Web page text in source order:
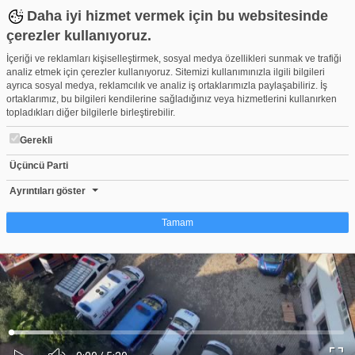
Daha iyi hizmet vermek için bu websitesinde
çerezler kullanıyoruz.
İçeriği ve reklamları kişiselleştirmek, sosyal medya özellikleri sunmak ve trafiği
analiz etmek için çerezler kullanıyoruz. Sitemizi kullanımınızla ilgili bilgileri
ayrıca sosyal medya, reklamcılık ve analiz iş ortaklarımızla paylaşabiliriz. İş
ortaklarımız, bu bilgileri kendilerine sağladığınız veya hizmetlerini kullanırken
topladıkları diğer bilgilerle birleştirebilir.
Gerekli
Üçüncü Parti
Ayrıntıları göster
Tamam
Çerez nedir?
Çerezler, web-sitelerinin, kullanıcıların deneyimlerini daha verimli hale getirmek
amacıyla kullandığı küçük metin dosyalarıdır. Yasalara göre, bu sitenin
işletilmesi için kesinlikle gerekli olan çerezleri cihazınıza yerleştirebiliyoruz.
Diğer çerez türleri için sizden izin almamız gerekiyor. Bu site farklı çerez türleri
kullanmaktadır. Bazı çerezler, sayfalarımızda yer alan üçüncü şahıs hizmetleri
tarafından yerleştirilir. İzniniz şu alanlar için geçerlidir: web.tv
Ses
Yüklendi:
0%
Yükleniyor:
0%
Bursa'da 80 yaşındaki Mustafa Abi 10 gündür kayıp!